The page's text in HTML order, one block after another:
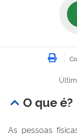
O que é?
As pessoas